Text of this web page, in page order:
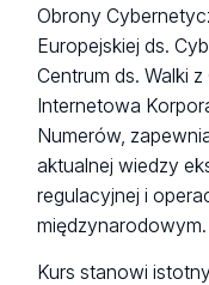
Obrony
Europejskiej ds.
Centrum ds. Walki
Internetowa
Numerów,
aktualnej wiedzy
regulacyjnej i
międzynarodowym.
Kurs stanowi